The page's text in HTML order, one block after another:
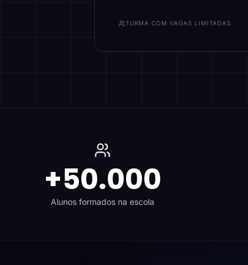
TURMA COM VAGAS LIMITADAS
+50.000
Alunos formados na escola